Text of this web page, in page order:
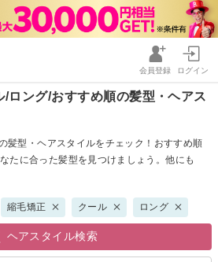
会員登録 ログイン
ロング/おすすめ順の髪型・ヘアス
髪型・ヘアスタイルをチェック！おすすめ順
たに合った髪型を見つけましょう。他にも
縮毛矯正 クール ロング
ヘアスタイル検索